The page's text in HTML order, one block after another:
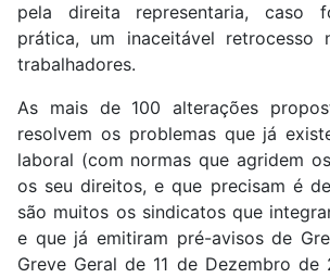
pela direita representaria, caso
prática, um inaceitável retrocesso
trabalhadores.
As mais de 100 alterações
resolvem os problemas que já
laboral (com normas que agridem
os seu direitos, e que precisam é
são muitos os sindicatos que
e que já emitiram pré-avisos de
Greve Geral de 11 de Dezembro de